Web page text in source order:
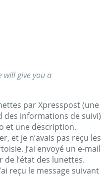
will give you a
par Xpresspost (une
informations de suivi)
et une description.
et je n’avais pas reçu les
J’ai envoyé un e-mail
l’état des lunettes.
reçu le message suivant